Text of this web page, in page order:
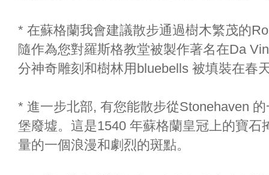
* 在蘇格蘭我會建議散步通過樹木繁茂的
隨作為您對羅斯格教堂被製作著名在Da
分神奇雕刻和樹林用bluebells 被填裝在春
* 進一步北部, 有您能散步從Stonehaven
堡廢墟。這是1540 年蘇格蘭皇冠上的寶
量的一個浪漫和劇烈的斑點。